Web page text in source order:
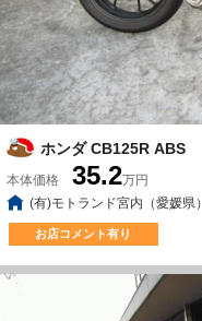
ホンダ CB125R ABS
本体価格 35.2万円
(有)モトランド宮内（愛媛県）
お店コメント有り